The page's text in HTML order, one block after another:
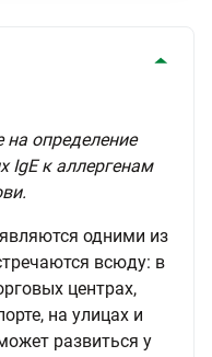
на определение
IgE к аллергенам
являются одними из
всюду: в
центрах,
на улицах и
развиться у